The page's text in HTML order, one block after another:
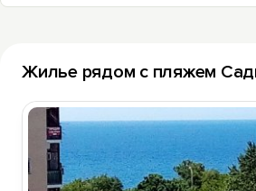
Жилье рядом с пляжем